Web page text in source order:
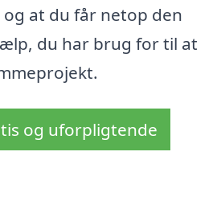
at du får netop den
du har brug for til at
og uforpligtende